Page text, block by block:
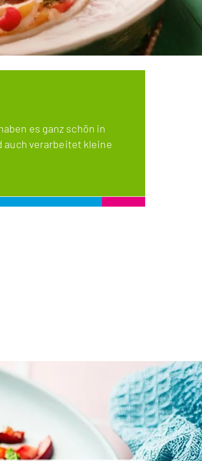
es ganz schön in
auch verarbeitet kleine